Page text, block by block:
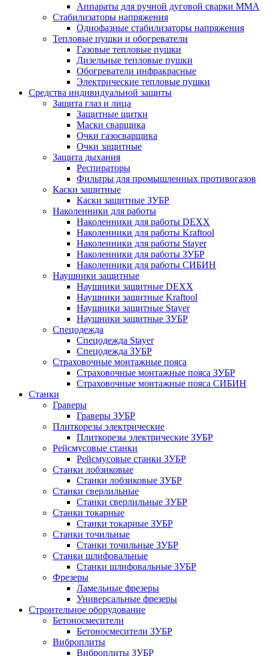
Аппараты для ручной дуговой сварки MMA
Стабилизаторы напряжения
Однофазные стабилизаторы напряжения
Тепловые пушки и обогреватели
Газовые тепловые пушки
Дизельные тепловые пушки
Обогреватели инфракрасные
Электрические тепловые пушки
Средства индивидуальной защиты
Защита глаз и лица
Защитные щитки
Маски сварщика
Очки газосварщика
Очки защитные
Защита дыхания
Респираторы
Фильтры для промышленных противогазов
Каски защитные
Каски защитные ЗУБР
Наколенники для работы
Наколенники для работы DEXX
Наколенники для работы Kraftool
Наколенники для работы Stayer
Наколенники для работы ЗУБР
Наколенники для работы СИБИН
Наушники защитные
Наушники защитные DEXX
Наушники защитные Kraftool
Наушники защитные Stayer
Наушники защитные ЗУБР
Спецодежда
Спецодежда Stayer
Спецодежда ЗУБР
Страховочные монтажные пояса
Страховочные монтажные пояса ЗУБР
Страховочные монтажные пояса СИБИН
Станки
Граверы
Граверы ЗУБР
Плиткорезы электрические
Плиткорезы электрические ЗУБР
Рейсмусовые станки
Рейсмусовые станки ЗУБР
Станки лобзиковые
Станки лобзиковые ЗУБР
Станки сверлильные
Станки сверлильные ЗУБР
Станки токарные
Станки токарные ЗУБР
Станки точильные
Станки точильные ЗУБР
Станки шлифовальные
Станки шлифовальные ЗУБР
Фрезеры
Ламельные фрезеры
Универсальные фрезеры
Строительное оборудование
Бетоносмесители
Бетоносмесители ЗУБР
Виброплиты
Виброплиты ЗУБР